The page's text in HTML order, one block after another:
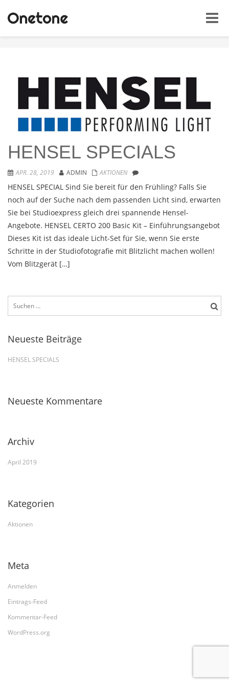
HENSEL SPECIALS
APR. 28, 2019 ADMIN AKTIONEN
HENSEL SPECIAL Sind Sie bereit für den Frühling? Falls Sie
noch auf der Suche nach dem passenden Licht sind, erwarten
Sie bei Studioexpress gleich drei spannende Hensel-
Angebote. HENSEL CERTO 200 Basic Kit – Einführungsangebot
Dieses Kit ist das ideale Licht-Set für Sie, wenn Sie erste
Schritte in der Studiofotografie mit Blitzlicht machen wollen!
Vom Blitzgerät […]
Neueste Beiträge
HENSEL SPECIALS
Neueste Kommentare
Archiv
April 2019
Kategorien
Aktionen
Meta
Anmelden
Eintrags-Feed
Kommentar-Feed
WordPress.org